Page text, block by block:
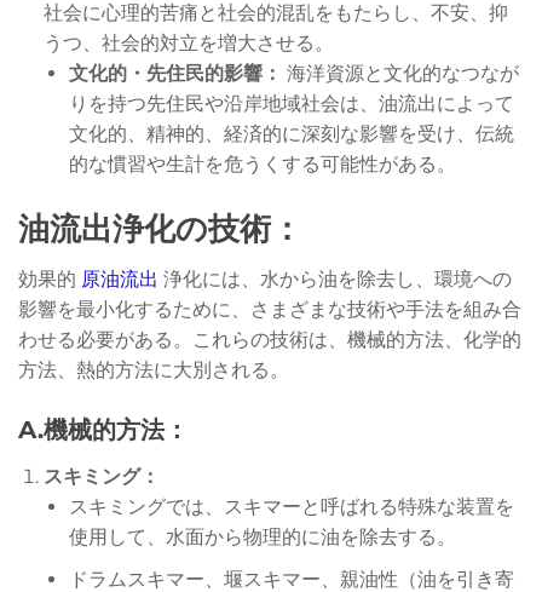
社会に心理的苦痛と社会的混乱をもたらし、不安、抑
うつ、社会的対立を増大させる。
文化的・先住民的影響： 海洋資源と文化的なつなが
りを持つ先住民や沿岸地域社会は、油流出によって
文化的、精神的、経済的に深刻な影響を受け、伝統
的な慣習や生計を危うくする可能性がある。
油流出浄化の技術：
効果的 原油流出 浄化には、水から油を除去し、環境への
影響を最小化するために、さまざまな技術や手法を組み合
わせる必要がある。これらの技術は、機械的方法、化学的
方法、熱的方法に大別される。
A.機械的方法：
スキミング：
スキミングでは、スキマーと呼ばれる特殊な装置を
使用して、水面から物理的に油を除去する。
ドラムスキマー、堰スキマー、親油性（油を引き寄